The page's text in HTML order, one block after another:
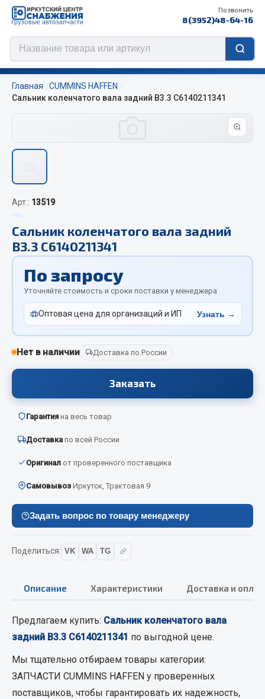
Позвонить
8(3952)48-64-16
QITONG
Весь раздел
Отопители салона, подогреватели
Автономные воздушные отопители
Жидкостные подогреватели
Подогреватели тосола
Автотовары
Автозвук
Автокаталоги
Аптечки и знаки автомобильные
Брызговики
Вентиляторы кабины
Весь раздел
Смазочные материалы
Охладжающие жидкости
Технические жидкости
Главная
CUMMINS HAFFEN
Сальник коленчатого вала задний B3.3 С6140211341
Арт.: 13519
Сальник коленчатого вала задний
B3.3 С6140211341
По запросу
Уточняйте стоимость и сроки поставки у менеджера
Оптовая цена для организаций и ИП Узнать →
Нет в наличии Доставка по России
Заказать
Гарантия на весь товар
Доставка по всей России
Оригинал от проверенного поставщика
Самовывоз Иркутск, Трактовая 9
Задать вопрос по товару менеджеру
Поделиться: VK WA TG
Описание Характеристики Доставка и
Предлагаем купить: Сальник коленчатого вала
задний B3.3 С6140211341 по выгодной цене.
Мы тщательно отбираем товары категории:
ЗАПЧАСТИ CUMMINS HAFFEN у проверенных
поставщиков, чтобы гарантировать их надежность,